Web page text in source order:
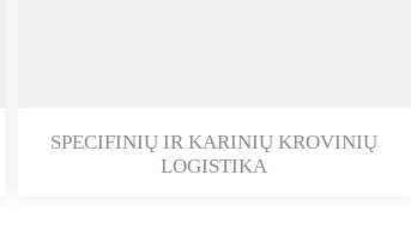
SPECIFINIŲ IR KARINIŲ KROVINIŲ
LOGISTIKA